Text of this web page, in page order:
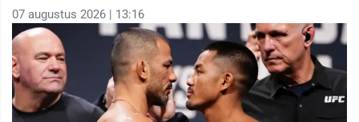
07 augustus 2026 | 13:16